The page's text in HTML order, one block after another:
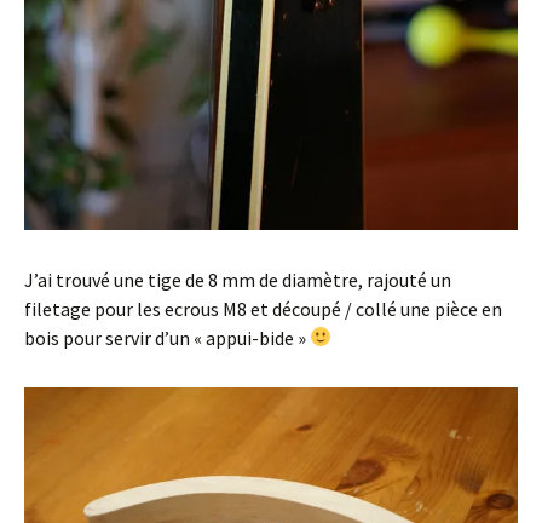
J’ai trouvé une tige de 8 mm de diamètre, rajouté un
filetage pour les ecrous M8 et découpé / collé une pièce en
bois pour servir d’un « appui-bide »